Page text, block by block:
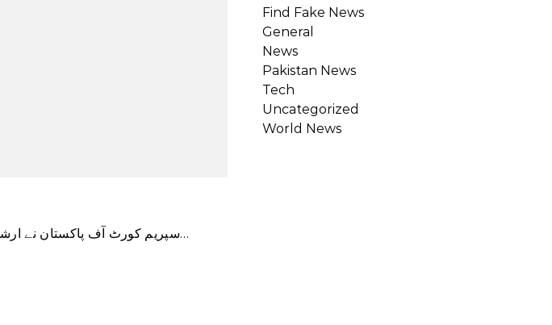
سپریم کورٹ آف پاکستان نے ارشد شریف قتل کیس سے متعلق اپنے تحریری حکم نامے میں مشترکہ تحقیقاتی ٹیم (جے…
Find Fake News
General
News
Pakistan News
Tech
Uncategorized
World News